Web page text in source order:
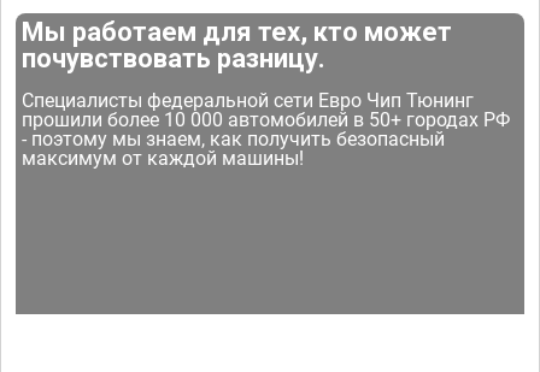
Мы работаем для тех, кто может
почувствовать разницу.
Специалисты федеральной сети Евро Чип Тюнинг
прошили более 10 000 автомобилей в 50+ городах РФ
- поэтому мы знаем, как получить безопасный
максимум от каждой машины!